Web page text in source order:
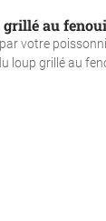
grillé au
votre
loup grillé au